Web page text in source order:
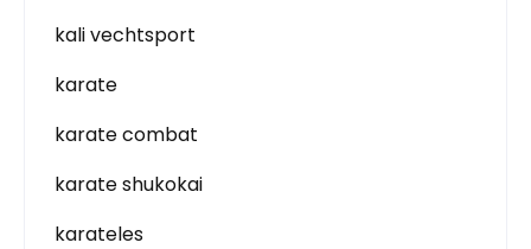
kali vechtsport
karate
karate combat
karate shukokai
karateles